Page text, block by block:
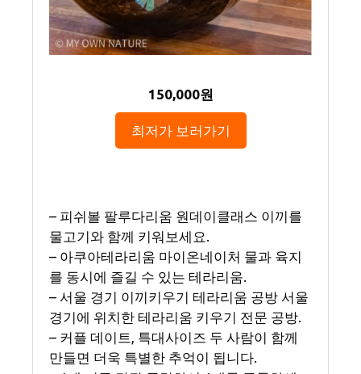
150,000원
최저가 보러가기
– 피쉬볼 팔루다리움 원데이클래스 이끼를
물고기와 함께 키워보세요.
– 아쿠아테라리움 마이온네이처 물과 육지
를 동시에 즐길 수 있는 테라리움.
– 서울 경기 이끼키우기 테라리움 공방 서울
경기에 위치한 테라리움 키우기 전문 공방.
– 커플 데이트, 특대사이즈 두 사람이 함께
만들면 더욱 특별한 추억이 됩니다.